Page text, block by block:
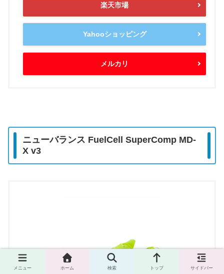
楽天市場
Yahooショッピング
メルカリ
ニューバランス FuelCell SuperComp MD-
X v3
メニュー ホーム 検索 トップ サイドバー